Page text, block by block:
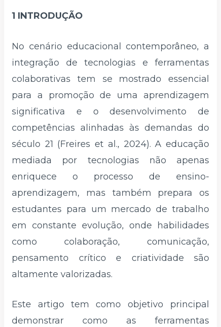
1 INTRODUÇÃO
No cenário educacional contemporâneo, a
integração de tecnologias e ferramentas
colaborativas tem se mostrado essencial
para a promoção de uma aprendizagem
significativa e o desenvolvimento de
competências alinhadas às demandas do
século 21 (Freires et al., 2024). A educação
mediada por tecnologias não apenas
enriquece o processo de ensino-
aprendizagem, mas também prepara os
estudantes para um mercado de trabalho
em constante evolução, onde habilidades
como colaboração, comunicação,
pensamento crítico e criatividade são
altamente valorizadas.
Este artigo tem como objetivo principal
demonstrar como as ferramentas